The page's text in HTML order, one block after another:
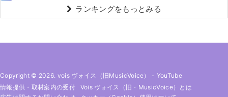
ランキングをもっとみる
Copyright © 2026. vois ヴォイス（旧MusicVoice） - YouTube
情報提供・取材案内の受付
Vois ヴォイス（旧・MusicVoice）とは